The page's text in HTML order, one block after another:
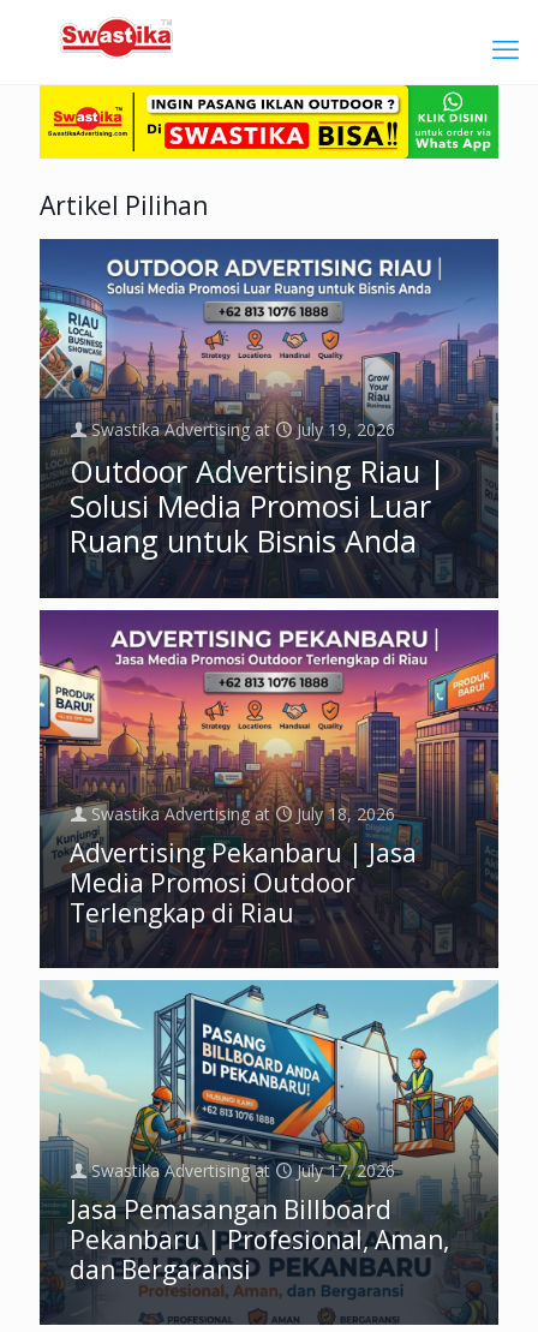
Artikel Pilihan
Swastika Advertising at July 19, 2026
Outdoor Advertising Riau |
Solusi Media Promosi Luar
Ruang untuk Bisnis Anda
Swastika Advertising at July 18, 2026
Advertising Pekanbaru | Jasa
Media Promosi Outdoor
Terlengkap di Riau
Swastika Advertising at July 17, 2026
Jasa Pemasangan Billboard
Pekanbaru | Profesional, Aman,
dan Bergaransi